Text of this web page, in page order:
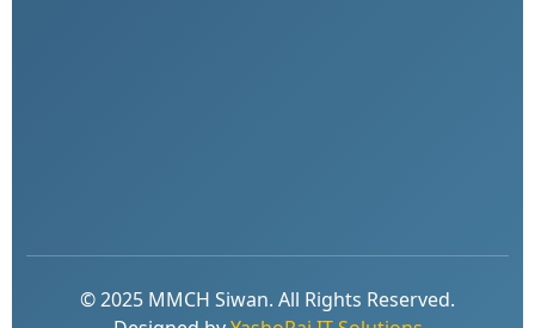
© 2025 MMCH Siwan. All Rights Reserved.